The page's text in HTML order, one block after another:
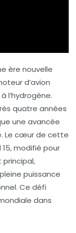
ère nouvelle
d’avion
l’hydrogène.
quatre années
une avancée
Le cœur de cette
modifié pour
principal,
puissance
Ce défi
dans